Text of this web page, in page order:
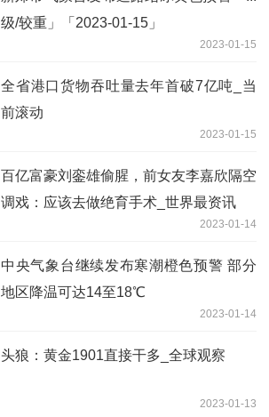
级/较重」「2023-01-15」
2023-01-15
全省港口货物吞吐量去年首破7亿吨_当
前滚动
2023-01-15
百亿富豪刘銮雄偷腥，前女友李嘉欣隔空
调戏：应该去做绝育手术_世界最资讯
2023-01-14
中央气象台继续发布寒潮橙色预警 部分
地区降温可达14至18℃
2023-01-14
头狼：黄金1901直接干多_全球观察
2023-01-13